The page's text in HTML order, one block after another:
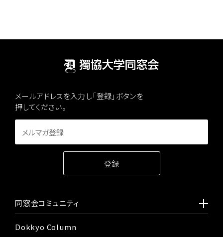
メールアドレスを入力し「登録」ボタンを
押してください。
同窓会コミュニティ
Dokkyo Column